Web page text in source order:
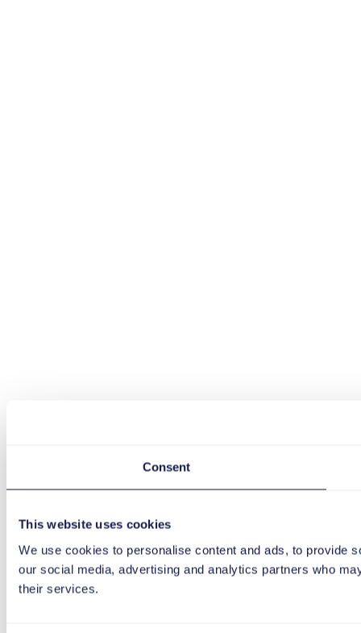
Consent
This website uses cookies
We use cookies to personalise content and ads, to provide
our social media, advertising and analytics partners who
their services.